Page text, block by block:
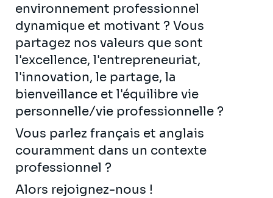
environnement professionnel
dynamique et motivant ? Vous
partagez nos valeurs que sont
l'excellence, l'entrepreneuriat,
l'innovation, le partage, la
bienveillance et l'équilibre vie
personnelle/vie professionnelle ?
Vous parlez français et anglais
couramment dans un contexte
professionnel ?
Alors rejoignez-nous !